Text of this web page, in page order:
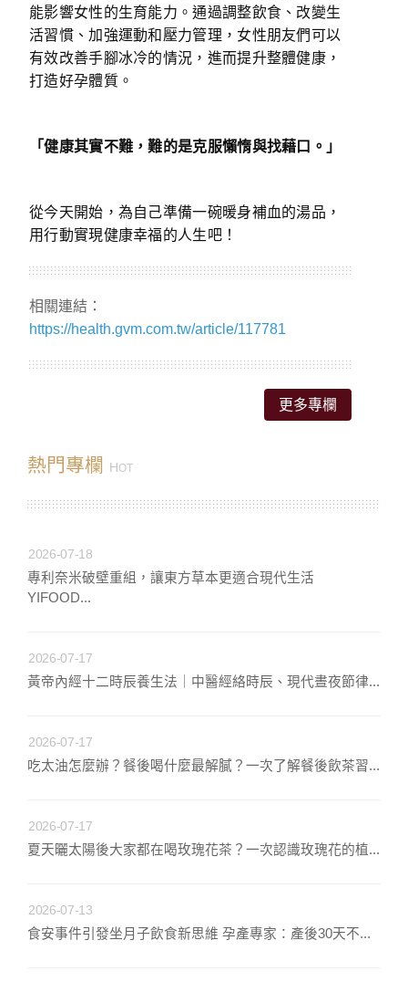
能影響女性的生育能力。通過調整飲食、改變生
活習慣、加強運動和壓力管理，女性朋友們可以
有效改善手腳冰冷的情況，進而提升整體健康，
打造好孕體質。
「健康其實不難，難的是克服懶惰與找藉口。」
從今天開始，為自己準備一碗暖身補血的湯品，
用行動實現健康幸福的人生吧！
相關連結：
https://health.gvm.com.tw/article/117781
更多專欄
熱門專欄 HOT
2026-07-18
專利奈米破壁重組，讓東方草本更適合現代生活
YIFOOD...
2026-07-17
黃帝內經十二時辰養生法｜中醫經絡時辰、現代晝夜節律...
2026-07-17
吃太油怎麼辦？餐後喝什麼最解膩？一次了解餐後飲茶習...
2026-07-17
夏天曬太陽後大家都在喝玫瑰花茶？一次認識玫瑰花的植...
2026-07-13
食安事件引發坐月子飲食新思維 孕產專家：產後30天不...